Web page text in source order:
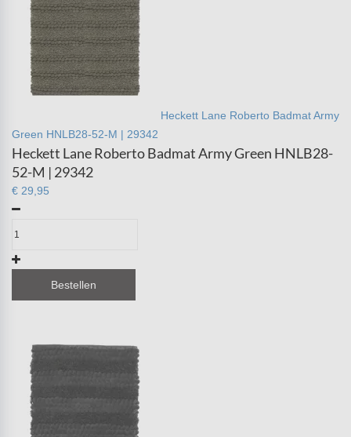
Heckett Lane Roberto Badmat Army
Green HNLB28-52-M | 29342
Heckett Lane Roberto Badmat Army Green HNLB28-
52-M | 29342
€ 29,95
Bestellen